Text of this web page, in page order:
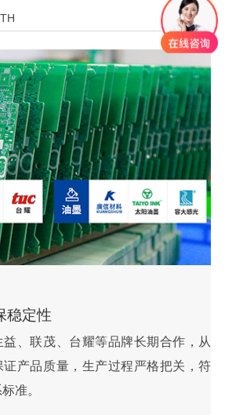
稳定性
、联茂、台耀等品牌长期合作，从
产品质量，生产过程严格把关，符
准。